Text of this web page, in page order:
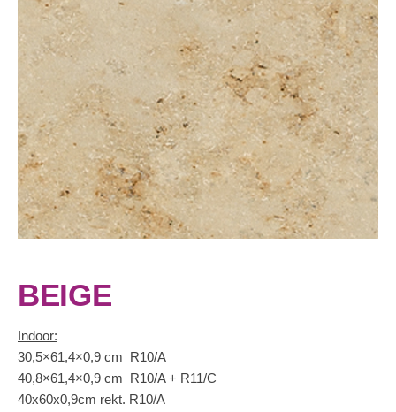
BEIGE
Indoor:
30,5×61,4×0,9 cm R10/A
40,8×61,4×0,9 cm R10/A + R11/C
40x60x0,9cm rekt. R10/A